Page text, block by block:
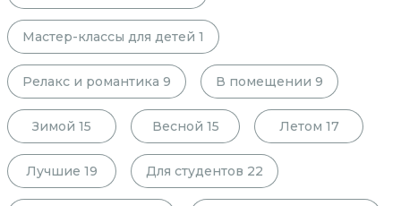
Мастер-классы для детей 1
Релакс и романтика 9 В помещении 9
Зимой 15 Весной 15 Летом 17
Лучшие 19 Для студентов 22